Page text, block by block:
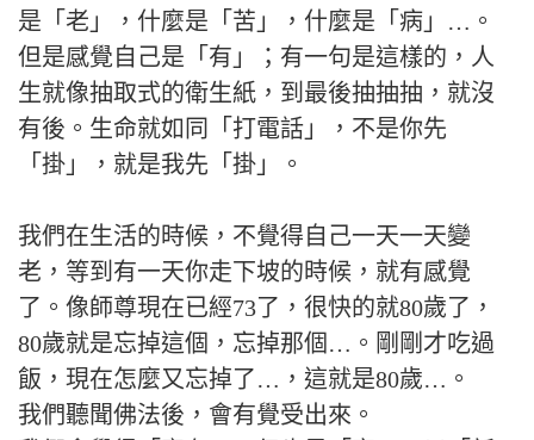
是「老」，什麼是「苦」，什麼是「病」…。
但是感覺自己是「有」；有一句是這樣的，人
生就像抽取式的衛生紙，到最後抽抽抽，就沒
有後。生命就如同「打電話」，不是你先
「掛」，就是我先「掛」。
我們在生活的時候，不覺得自己一天一天變
老，等到有一天你走下坡的時候，就有感覺
了。像師尊現在已經73了，很快的就80歲了，
80歲就是忘掉這個，忘掉那個…。剛剛才吃過
飯，現在怎麼又忘掉了…，這就是80歲…。
我們聽聞佛法後，會有覺受出來。